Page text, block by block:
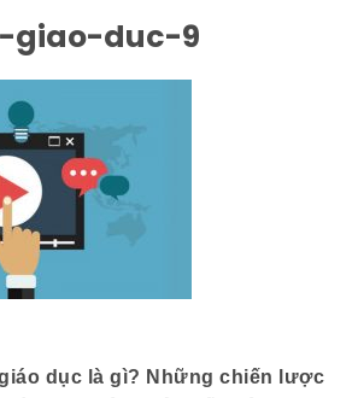
giao-duc-9
dục là gì? Những chiến lược